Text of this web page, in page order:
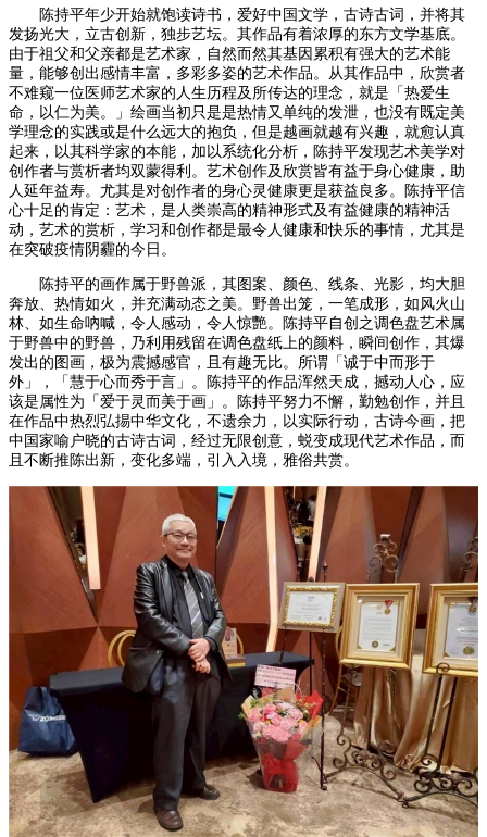
陈持平年少开始就饱读诗书，爱好中国文学，古诗古词，并将其
发扬光大，立古创新，独步艺坛。其作品有着浓厚的东方文学基底。
由于祖父和父亲都是艺术家，自然而然其基因累积有强大的艺术能
量，能够创出感情丰富，多彩多姿的艺术作品。从其作品中，欣赏者
不难窥一位医师艺术家的人生历程及所传达的理念，就是「热爱生
命，以仁为美。」绘画当初只是是热情又单纯的发泄，也没有既定美
学理念的实践或是什么远大的抱负，但是越画就越有兴趣，就愈认真
起来，以其科学家的本能，加以系统化分析，陈持平发现艺术美学对
创作者与赏析者均双蒙得利。艺术创作及欣赏皆有益于身心健康，助
人延年益寿。尤其是对创作者的身心灵健康更是获益良多。陈持平信
心十足的肯定：艺术，是人类崇高的精神形式及有益健康的精神活
动，艺术的赏析，学习和创作都是最令人健康和快乐的事情，尤其是
在突破疫情阴霾的今日。
陈持平的画作属于野兽派，其图案、颜色、线条、光影，均大胆
奔放、热情如火，并充满动态之美。野兽出笼，一笔成形，如风火山
林、如生命吶喊，令人感动，令人惊艷。陈持平自创之调色盘艺术属
于野兽中的野兽，乃利用残留在调色盘纸上的颜料，瞬间创作，其爆
发出的图画，极为震撼感官，且有趣无比。所谓「诚于中而形于
外」，「慧于心而秀于言」。陈持平的作品浑然天成，撼动人心，应
该是属性为「爱于灵而美于画」。陈持平努力不懈，勤勉创作，并且
在作品中热烈弘掦中华文化，不遗余力，以实际行动，古诗今画，把
中国家喻户晓的古诗古词，经过无限创意，蜕变成现代艺术作品，而
且不断推陈出新，变化多端，引入入境，雅俗共赏。